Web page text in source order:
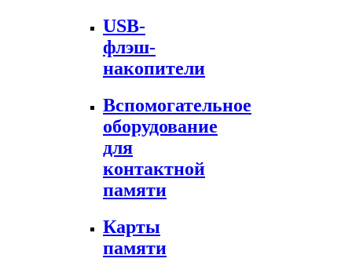
USB-
флэш-
накопители
Вспомогательное
оборудование
для
контактной
памяти
Карты
памяти